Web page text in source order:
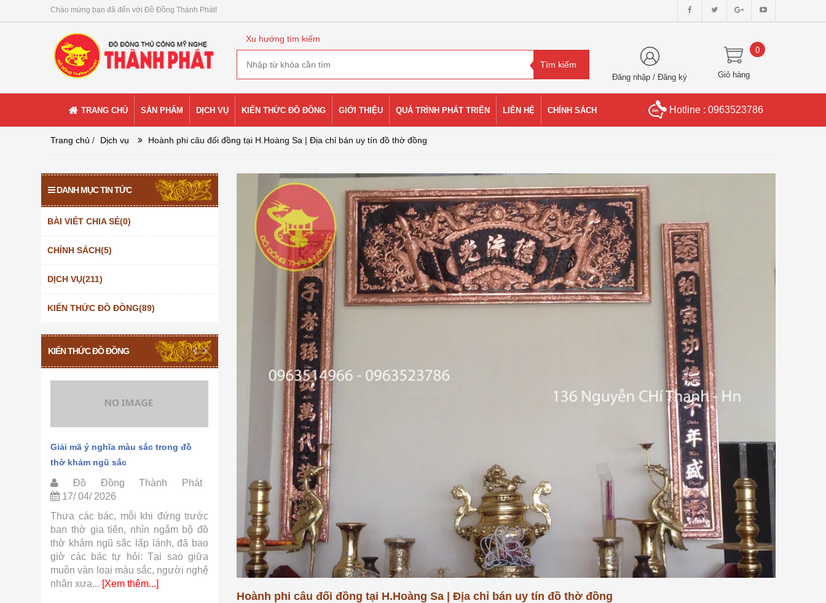
Chào mừng bạn đã đến với Đồ Đồng Thành Phát!
Xu hướng tìm kiếm
Đăng nhập /Đăng ký Giỏ hàng
0
TRANG CHỦ SẢN PHẨM DỊCH VỤ KIẾN THỨC ĐỒ ĐỒNG GIỚI THIỆU QUÁ TRÌNH PHÁT TRIỂN LIÊN HỆ CHÍNH SÁCH Hotline : 0963523786
Trang chủ / Dịch vụ Hoành phi câu đối đồng tại H.Hoàng Sa | Địa chỉ bán uy tín đồ thờ đồng
DANH MỤC TIN TỨC
BÀI VIẾT CHIA SẺ(0)
CHÍNH SÁCH(5)
DỊCH VỤ(211)
KIẾN THỨC ĐỒ ĐỒNG(89)
KIẾN THỨC ĐỒ ĐỒNG
Giải mã ý nghĩa màu sắc trong đồ
thờ khảm ngũ sắc
Đồ Đồng Thành Phát
17/ 04/ 2026
Thưa các bác, mỗi khi đứng trước
ban thờ gia tiên, nhìn ngắm bộ đồ
thờ khảm ngũ sắc lấp lánh, đã bao
giờ các bác tự hỏi: Tại sao giữa
muôn vàn loại màu sắc, người nghệ
nhân xưa... [Xem thêm...]
Quy trình khảm ngũ sắc tại đồ đồng
Đồ Đồng Thành Phát
15/ 04/ 2026
Thưa các bác, đã bao giờ các bác
tự hỏi tại sao một bộ đỉnh khảm ngũ
sắc lại có giá trị cao gấp nhiều lần
so với hàng phổ thông, hay tại sao
những sợi vàng, sợi bạc lại...[Xem
Đồ Đồng Thành Phát
Trong không gian tâm linh của mỗi
gia đình Việt, bộ đồ thờ bằng đồng
không chỉ là vật phẩm trưng bày
đơn thuần, mà còn là 'sợi dây' kết
nối tâm thức giữa con cháu và tổ
tiên. Tuy...[Xem thêm...]
Giải thích về ưu điểm của đồng Catut
so với các loại đồng khác
Đồ Đồng Thành Phát
06/ 04/ 2026
Đồng Catut là gì? Đồng Catut thực
chất là loại đồng vàng chất lượng
cao, thường được lấy từ vỏ đạn
quân sự (vỏ đạn pháo, vỏ đạn liên
xô cũ). Đặc điểm của loại đồng này
Chế Tác Đồ
Xưởng Đồ Đồng
Hoành phi câu đối đồng tại H.Hoàng Sa | Địa chỉ bán uy tín đồ thờ đồng